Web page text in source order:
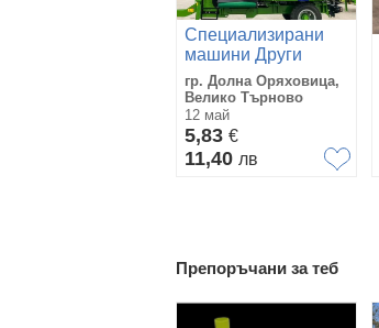
Специализирани
машини Други
Миксери FARESIN
гр. Долна Оряховица,
Велико Търново
12 май
5,83 €
11,40 лв
Препоръчани за теб